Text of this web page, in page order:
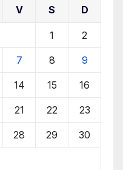
V S D
1 2
7 8 9
14 15 16
21 22 23
28 29 30